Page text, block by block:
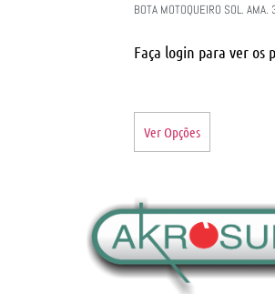
BOTA MOTOQUEIRO SOL.
Faça login para ver os
Ver Opções